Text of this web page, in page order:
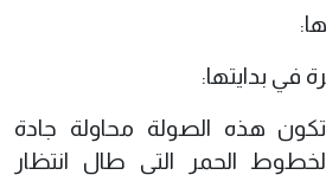
في بدايتها:
هذه الصولة محاولة جادة
الحمر التي طال انتظار